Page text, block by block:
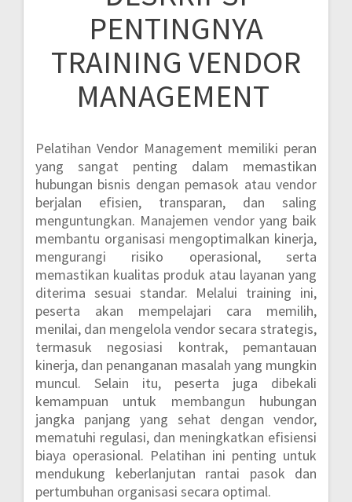
PENTINGNYA
TRAINING VENDOR
MANAGEMENT
Pelatihan Vendor Management memiliki peran
yang sangat penting dalam memastikan
hubungan bisnis dengan pemasok atau vendor
berjalan efisien, transparan, dan saling
menguntungkan. Manajemen vendor yang baik
membantu organisasi mengoptimalkan kinerja,
mengurangi risiko operasional, serta
memastikan kualitas produk atau layanan yang
diterima sesuai standar. Melalui training ini,
peserta akan mempelajari cara memilih,
menilai, dan mengelola vendor secara strategis,
termasuk negosiasi kontrak, pemantauan
kinerja, dan penanganan masalah yang mungkin
muncul. Selain itu, peserta juga dibekali
kemampuan untuk membangun hubungan
jangka panjang yang sehat dengan vendor,
mematuhi regulasi, dan meningkatkan efisiensi
biaya operasional. Pelatihan ini penting untuk
mendukung keberlanjutan rantai pasok dan
pertumbuhan organisasi secara optimal.